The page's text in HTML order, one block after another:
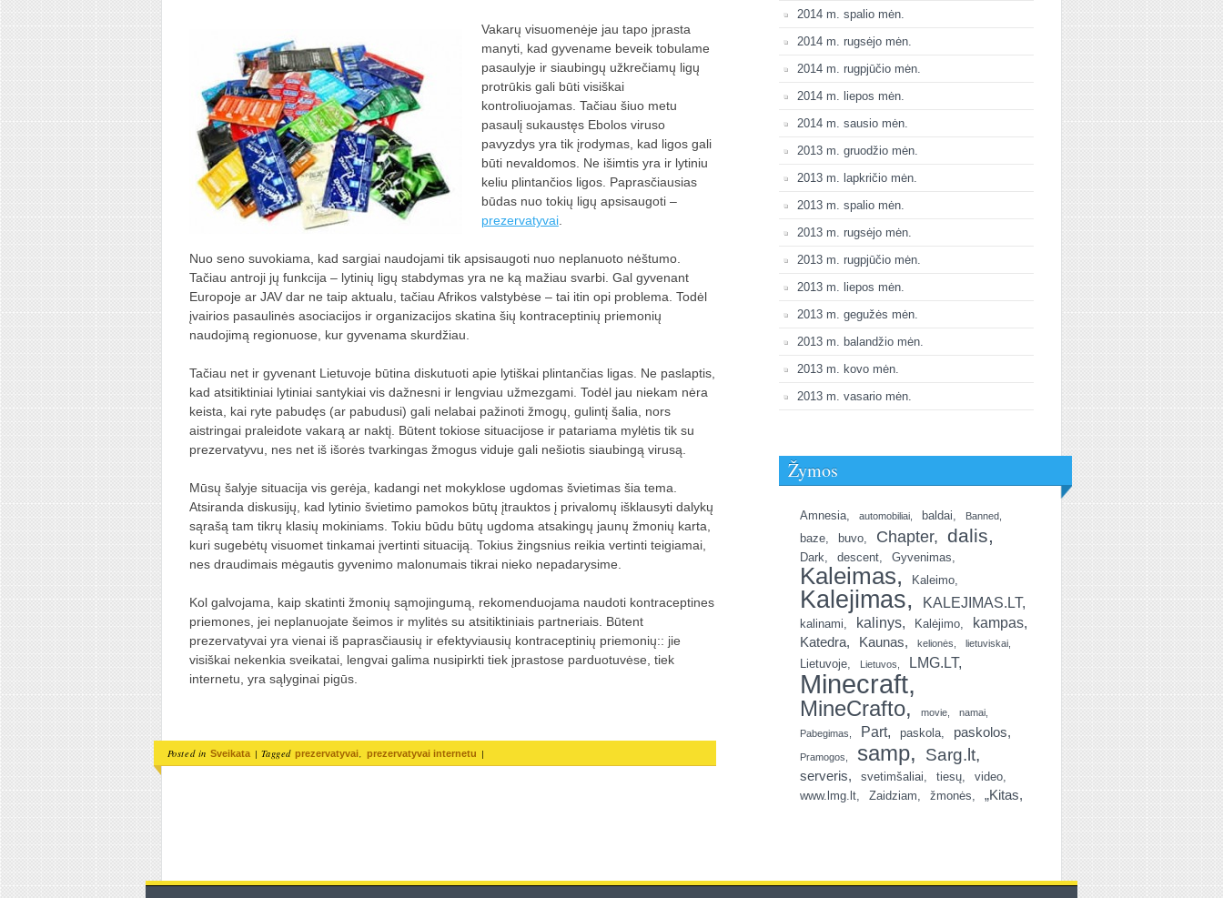
Vakarų visuomenėje jau tapo įprasta
manyti, kad gyvename beveik tobulame
pasaulyje ir siaubingų užkrečiamų ligų
protrūkis gali būti visiškai
kontroliuojamas. Tačiau šiuo metu
pasaulį sukaustęs Ebolos viruso
pavyzdys yra tik įrodymas, kad ligos gali
būti nevaldomos. Ne išimtis yra ir lytiniu
keliu plintančios ligos. Paprasčiausias
būdas nuo tokių ligų apsisaugoti –
prezervatyvai.
Nuo seno suvokiama, kad sargiai naudojami tik apsisaugoti nuo neplanuoto nėštumo.
Tačiau antroji jų funkcija – lytinių ligų stabdymas yra ne ką mažiau svarbi. Gal gyvenant
Europoje ar JAV dar ne taip aktualu, tačiau Afrikos valstybėse – tai itin opi problema. Todėl
įvairios pasaulinės asociacijos ir organizacijos skatina šių kontraceptinių priemonių
naudojimą regionuose, kur gyvenama skurdžiau.
Tačiau net ir gyvenant Lietuvoje būtina diskutuoti apie lytiškai plintančias ligas. Ne paslaptis,
kad atsitiktiniai lytiniai santykiai vis dažnesni ir lengviau užmezgami. Todėl jau niekam nėra
keista, kai ryte pabudęs (ar pabudusi) gali nelabai pažinoti žmogų, gulintį šalia, nors
aistringai praleidote vakarą ar naktį. Būtent tokiose situacijose ir patariama mylėtis tik su
prezervatyvu, nes net iš išorės tvarkingas žmogus viduje gali nešiotis siaubingą virusą.
Mūsų šalyje situacija vis gerėja, kadangi net mokyklose ugdomas švietimas šia tema.
Atsiranda diskusijų, kad lytinio švietimo pamokos būtų įtrauktos į privalomų išklausyti dalykų
sąrašą tam tikrų klasių mokiniams. Tokiu būdu būtų ugdoma atsakingų jaunų žmonių karta,
kuri sugebėtų visuomet tinkamai įvertinti situaciją. Tokius žingsnius reikia vertinti teigiamai,
nes draudimais mėgautis gyvenimo malonumais tikrai nieko nepadarysime.
Kol galvojama, kaip skatinti žmonių sąmojingumą, rekomenduojama naudoti kontraceptines
priemones, jei neplanuojate šeimos ir mylitės su atsitiktiniais partneriais. Būtent
prezervatyvai yra vienai iš paprasčiausių ir efektyviausių kontraceptinių priemonių:: jie
visiškai nekenkia sveikatai, lengvai galima nusipirkti tiek įprastose parduotuvėse, tiek
internetu, yra sąlyginai pigūs.
Posted in Sveikata | Tagged prezervatyvai, prezervatyvai internetu |
2014 m. spalio mėn.
2014 m. rugsėjo mėn.
2014 m. rugpjūčio mėn.
2014 m. liepos mėn.
2014 m. sausio mėn.
2013 m. gruodžio mėn.
2013 m. lapkričio mėn.
2013 m. spalio mėn.
2013 m. rugsėjo mėn.
2013 m. rugpjūčio mėn.
2013 m. liepos mėn.
2013 m. gegužės mėn.
2013 m. balandžio mėn.
2013 m. kovo mėn.
2013 m. vasario mėn.
Žymos
Amnesia automobiliai baldai Banned
baze buvo Chapter dalis
Dark descent Gyvenimas
Kaleimas Kaleimo
Kalejimas KALEJIMAS.LT
kalinami kalinys Kalėjimo kampas
Katedra Kaunas kelionės lietuviskai
Lietuvoje Lietuvos LMG.LT
Minecraft
MineCrafto movie
namai
Pabegimas
Part paskola paskolos
Pramogos samp Sarg.lt
serveris svetimšaliai tiesų
video
www.lmg.lt
Zaidziam žmonės „Kitas